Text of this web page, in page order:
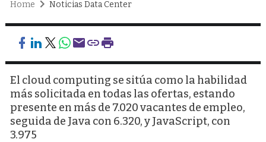
Home Noticias Data Center
El cloud computing se sitúa como la habilidad
más solicitada en todas las ofertas, estando
presente en más de 7.020 vacantes de empleo,
seguida de Java con 6.320, y JavaScript, con
3.975